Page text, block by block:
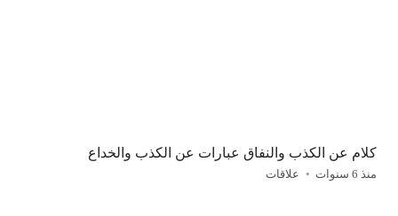
كلام عن الكذب والنفاق عبارات عن الكذب والخداع
منذ 6 سنوات علاقات